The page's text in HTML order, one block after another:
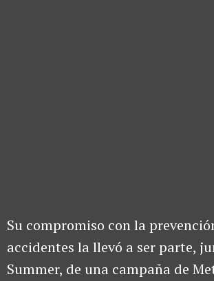
Su compromiso con la
accidentes la llevó a ser parte,
Summer, de una campaña de